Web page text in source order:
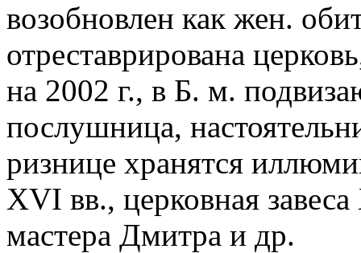
возобновлен как жен.
отреставрирована
на 2002 г., в Б. м.
послушница,
ризнице хранятся
XVI вв., церковная
мастера Дмитра и др.